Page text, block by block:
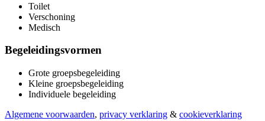
Toilet
Verschoning
Medisch
Begeleidingsvormen
Grote groepsbegeleiding
Kleine groepsbegeleiding
Individuele begeleiding
Algemene voorwaarden, privacy verklaring & cookieverklaring